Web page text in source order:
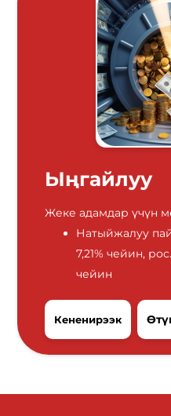
Ыңгайлуу
Жеке адамдар үчүн
Натыйжалуу
7,21% чейин,
чейин
Кененирээк